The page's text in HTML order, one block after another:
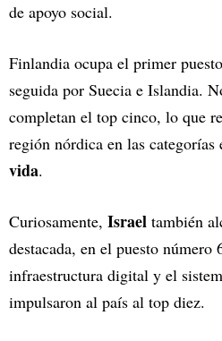
de apoyo social.
Finlandia ocupa el primer
seguida por Suecia e Islandia.
completan el top cinco, lo que
región nórdica en las categorías
vida.
Curiosamente, Israel también
destacada, en el puesto
infraestructura digital y el
impulsaron al país al top diez.